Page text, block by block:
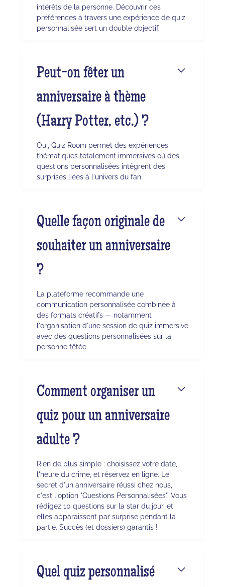
intérêts de la personne. Découvrir ces
préférences à travers une expérience de quiz
personnalisée sert un double objectif.
Peut-on fêter un
anniversaire à thème
(Harry Potter, etc.) ?
Oui, Quiz Room permet des expériences
thématiques totalement immersives où des
questions personnalisées intègrent des
surprises liées à l'univers du fan.
Quelle façon originale de
souhaiter un anniversaire
?
La plateforme recommande une
communication personnalisée combinée à
des formats créatifs — notamment
l'organisation d'une session de quiz immersive
avec des questions personnalisées sur la
personne fêtée.
Comment organiser un
quiz pour un anniversaire
adulte ?
Rien de plus simple : choisissez votre date,
l'heure du crime, et réservez en ligne. Le
secret d'un anniversaire réussi chez nous,
c'est l'option "Questions Personnalisées". Vous
rédigez 10 questions sur la star du jour, et
elles apparaissent par surprise pendant la
partie. Succès (et dossiers) garantis !
Quel quiz personnalisé